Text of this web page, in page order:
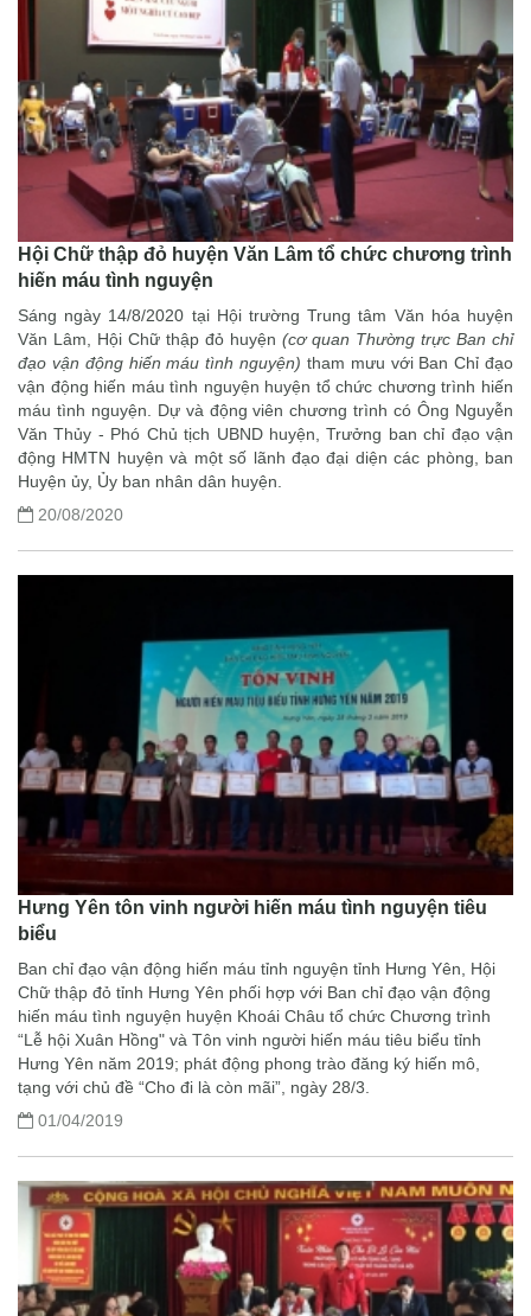
Hội Chữ thập đỏ huyện Văn Lâm tổ chức chương trình
hiến máu tình nguyện
Sáng ngày 14/8/2020 tại Hội trường Trung tâm Văn hóa huyện
Văn Lâm, Hội Chữ thập đỏ huyện (cơ quan Thường trực Ban chỉ
đạo vận động hiến máu tình nguyện) tham mưu với Ban Chỉ đạo
vận động hiến máu tình nguyện huyện tổ chức chương trình hiến
máu tình nguyện. Dự và động viên chương trình có Ông Nguyễn
Văn Thủy - Phó Chủ tịch UBND huyện, Trưởng ban chỉ đạo vận
động HMTN huyện và một số lãnh đạo đại diện các phòng, ban
Huyện ủy, Ủy ban nhân dân huyện.
20/08/2020
Hưng Yên tôn vinh người hiến máu tình nguyện tiêu
biểu
Ban chỉ đạo vận động hiến máu tỉnh nguyện tỉnh Hưng Yên, Hội
Chữ thập đỏ tỉnh Hưng Yên phối hợp với Ban chỉ đạo vận động
hiến máu tình nguyện huyện Khoái Châu tổ chức Chương trình
“Lễ hội Xuân Hồng" và Tôn vinh người hiến máu tiêu biểu tỉnh
Hưng Yên năm 2019; phát động phong trào đăng ký hiến mô,
tạng với chủ đề “Cho đi là còn mãi”, ngày 28/3.
01/04/2019